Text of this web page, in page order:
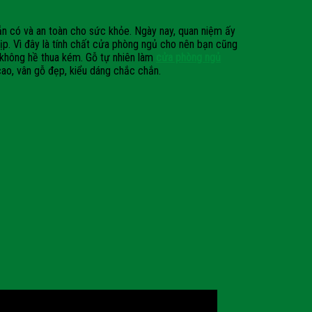
và an toàn cho sức khỏe. Ngày nay, quan niệm ấy
Vì đây là tính chất cửa phòng ngủ cho nên bạn cũng
hề thua kém. Gỗ tự nhiên làm
vân gỗ đẹp, kiểu dáng chắc chắn.